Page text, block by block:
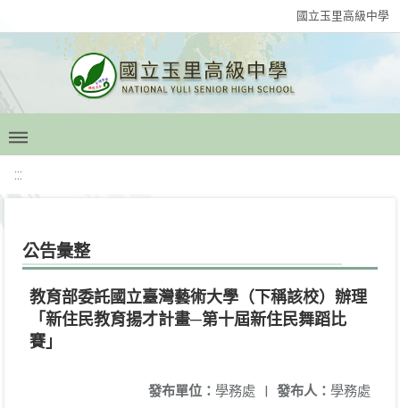
國立玉里高級中學
:::
公告彙整
教育部委託國立臺灣藝術大學（下稱該校）辦理
「新住民教育揚才計畫─第十屆新住民舞蹈比
賽」
發布人： 學務處
發布單位： 學務處 |